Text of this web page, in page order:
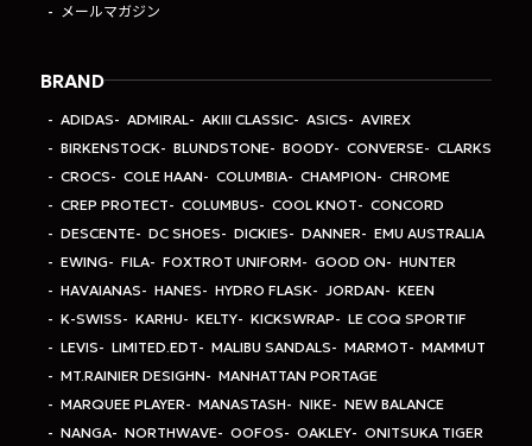
メールマガジン
BRAND
ADIDAS ADMIRAL AKIII CLASSIC ASICS
AVIREX
BIRKENSTOCK
BLUNDSTONE BOODY CONVERSE
CLARKS
CROCS
COLE HAAN COLUMBIA CHAMPION
CHROME
CREP PROTECT
COLUMBUS COOL KNOT
CONCORD
DESCENTE
DC SHOES DICKIES DANNER
EMU AUSTRALIA
EWING
FILA FOXTROT UNIFORM GOOD ON
HUNTER
HAVAIANAS
HANES HYDRO FLASK JORDAN
KEEN
K-SWISS
KARHU KELTY KICKSWRAP
LE COQ SPORTIF
LEVIS
LIMITED.EDT MALIBU SANDALS MARMOT
MAMMUT
MT.RAINIER DESIGHN
MANHATTAN PORTAGE
MARQUEE PLAYER
MANASTASH NIKE
NEW BALANCE
NANGA
NORTHWAVE OOFOS OAKLEY
ONITSUKA TIGER